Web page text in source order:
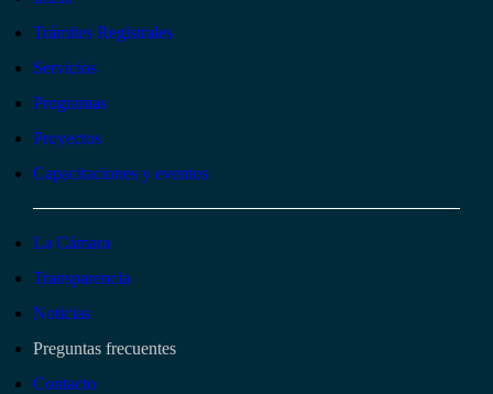
Trámites Registrales
Servicios
Programas
Proyectos
Capacitaciones y eventos
La Cámara
Transparencia
Noticias
Preguntas frecuentes
Contacto